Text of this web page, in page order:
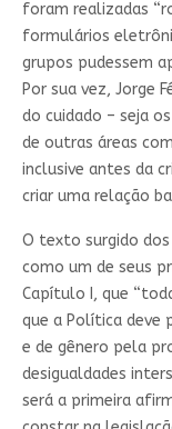
foram realizadas
formulários
grupos pudessem
Por sua vez, Jorge
do cuidado – seja
de outras áreas
inclusive antes da
criar uma relação
O texto surgido
como um de seus
Capítulo I, que
que a Política deve
e de gênero pela
desigualdades
será a primeira